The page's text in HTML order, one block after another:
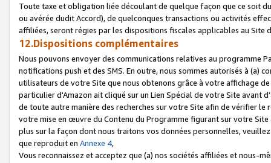
Toute taxe et obligation liée découlant de quelque façon que ce soit
ou avérée dudit Accord), de quelconques transactions ou activités
affiliées, seront régies par les dispositions fiscales applicables au Site
12.Dispositions complémentaires
Nous pouvons envoyer des communications relatives au programme
notifications push et des SMS. En outre, nous sommes autorisés à
utilisateurs de votre Site que nous obtenons grâce à votre affichage
particulier d'Amazon ait cliqué sur un Lien Spécial de votre Site avant
de toute autre manière des recherches sur votre Site afin de vérifier
votre mise en œuvre du Contenu du Programme figurant sur votre
plus sur la façon dont nous traitons vos données personnelles,
que reproduit en Annexe 4,
Vous reconnaissez et acceptez que (a) nos sociétés affiliées et nous-